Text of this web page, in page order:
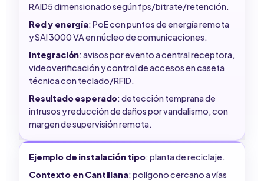
RAID5 dimensionado según fps/bitrate/retención.
Red y energía: PoE con puntos de energía remota
y SAI 3000 VA en núcleo de comunicaciones.
Integración: avisos por evento a central receptora,
videoverificación y control de accesos en caseta
técnica con teclado/RFID.
Resultado esperado: detección temprana de
intrusos y reducción de daños por vandalismo, con
margen de supervisión remota.
Ejemplo de instalación tipo: planta de reciclaje.
Contexto en Cantillana: polígono cercano a vías